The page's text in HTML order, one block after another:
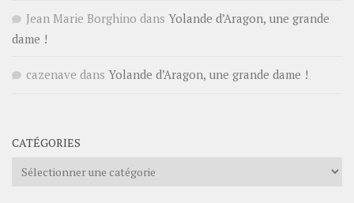
Jean Marie Borghino dans Yolande d’Aragon, une grande
dame !
cazenave dans Yolande d’Aragon, une grande dame !
CATÉGORIES
Catégories